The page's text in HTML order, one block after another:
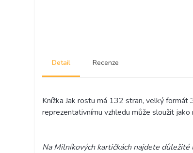
Detail Recenze
Knížka Jak rostu má 132 stran, velký
reprezentativnímu vzhledu může sloužit
Na Milníkových kartičkách najdete